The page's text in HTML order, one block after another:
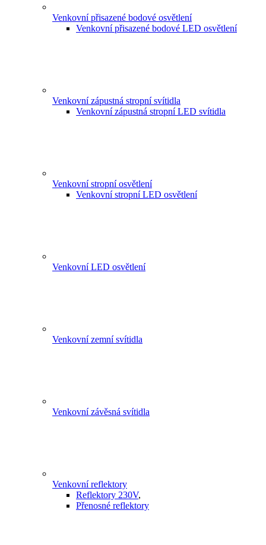
Venkovní přisazené bodové osvětlení
Venkovní přisazené bodové LED osvětlení
Venkovní zápustná stropní svítidla
Venkovní zápustná stropní LED svítidla
Venkovní stropní osvětlení
Venkovní stropní LED osvětlení
Venkovní LED osvětlení
Venkovní zemní svítidla
Venkovní závěsná svítidla
Venkovní reflektory
Reflektory 230V,
Přenosné reflektory